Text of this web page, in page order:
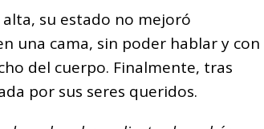
su estado no mejoró
una cama, sin poder hablar y con
del cuerpo. Finalmente, tras
por sus seres queridos.